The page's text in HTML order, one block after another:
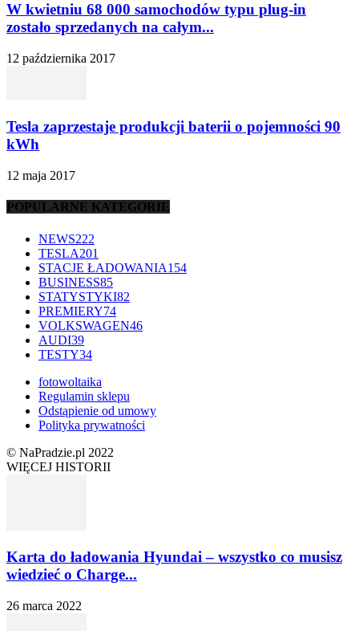
W kwietniu 68 000 samochodów typu plug-in
zostało sprzedanych na całym...
12 października 2017
Tesla zaprzestaje produkcji baterii o pojemności 90
kWh
12 maja 2017
POPULARNE KATEGORIE
NEWS222
TESLA201
STACJE ŁADOWANIA154
BUSINESS85
STATYSTYKI82
PREMIERY74
VOLKSWAGEN46
AUDI39
TESTY34
fotowoltaika
Regulamin sklepu
Odstąpienie od umowy
Polityka prywatności
© NaPradzie.pl 2022
WIĘCEJ HISTORII
Karta do ładowania Hyundai – wszystko co musisz
wiedzieć o Charge...
26 marca 2022